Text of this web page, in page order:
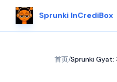
Sprunki InCrediBox
首页/Sprunki Gyat: